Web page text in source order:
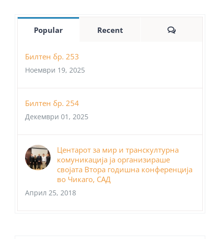
Popular Recent Comments
Билтен бр. 253
Ноември 19, 2025
Билтен бр. 254
Декември 01, 2025
Центарот за мир и транскултурна
комуникација ја организираше
својата Втора годишна конференција
во Чикаго, САД
Април 25, 2018